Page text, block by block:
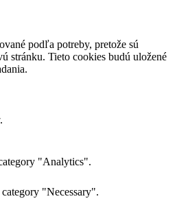
podľa potreby, pretože sú
stránku. Tieto cookies budú uložené
"Analytics".
"Necessary".